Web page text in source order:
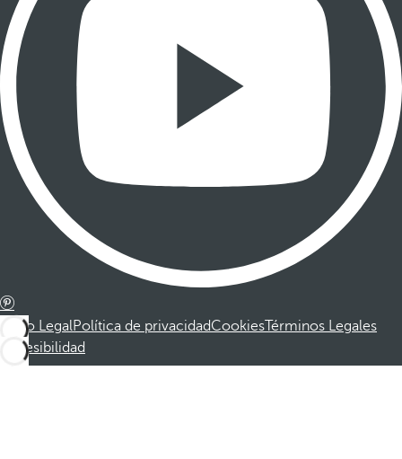
Aviso LegalPolítica de privacidadCookiesTérminos Legales
Accesibilidad